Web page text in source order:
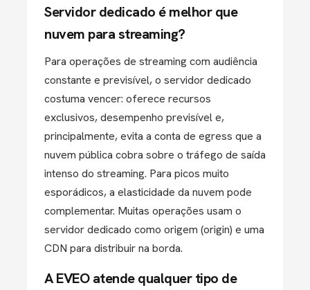
Servidor dedicado é melhor que
nuvem para streaming?
Para operações de streaming com audiência
constante e previsível, o servidor dedicado
costuma vencer: oferece recursos
exclusivos, desempenho previsível e,
principalmente, evita a conta de egress que a
nuvem pública cobra sobre o tráfego de saída
intenso do streaming. Para picos muito
esporádicos, a elasticidade da nuvem pode
complementar. Muitas operações usam o
servidor dedicado como origem (origin) e uma
CDN para distribuir na borda.
A EVEO atende qualquer tipo de